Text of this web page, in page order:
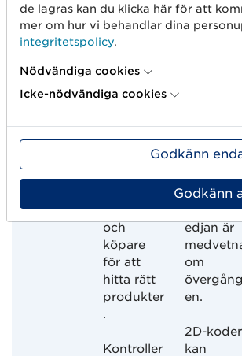
et, t.ex.
fall av
Chain
med
ngsteam
och
köpare
för att
hitta rätt
produkter
.
Kontroller
Säkerställ
er att alla
aktörer i
leveransk
edjan är
om
övergång
en.
2D-koder
kan
de lagras kan du klicka här för att
mer om hur vi behandlar dina
integritetspolicy.
Nödvändiga cookies
Icke-nödvändiga cookies
Godkänn
Godkänn